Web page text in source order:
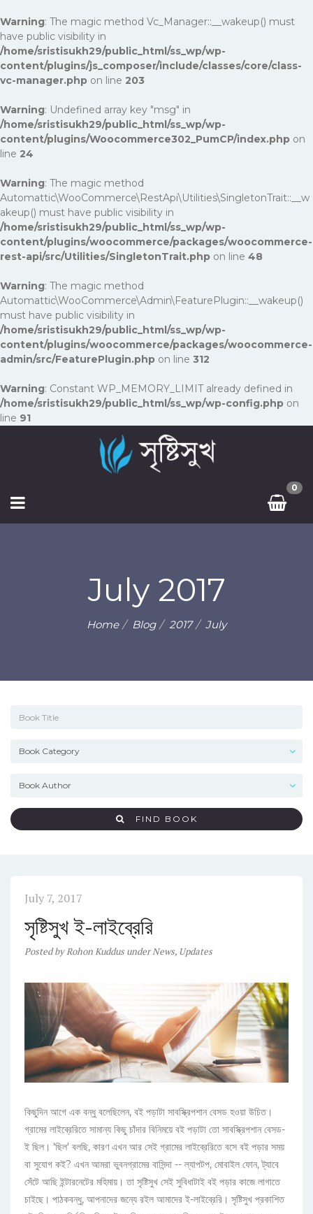
Warning: The magic method Vc_Manager::__wakeup() must
have public visibility in
/home/sristisukh29/public_html/ss_wp/wp-
content/plugins/js_composer/include/classes/core/class-
vc-manager.php on line 203
Warning: Undefined array key "msg" in
/home/sristisukh29/public_html/ss_wp/wp-
content/plugins/Woocommerce302_PumCP/index.php on
line 24
Warning: The magic method
Automattic\WooCommerce\RestApi\Utilities\SingletonTrait::__w
akeup() must have public visibility in
/home/sristisukh29/public_html/ss_wp/wp-
content/plugins/woocommerce/packages/woocommerce-
rest-api/src/Utilities/SingletonTrait.php on line 48
Warning: The magic method
Automattic\WooCommerce\Admin\FeaturePlugin::__wakeup()
must have public visibility in
/home/sristisukh29/public_html/ss_wp/wp-
content/plugins/woocommerce/packages/woocommerce-
admin/src/FeaturePlugin.php on line 312
Warning: Constant WP_MEMORY_LIMIT already defined in
/home/sristisukh29/public_html/ss_wp/wp-config.php on
line 91
0
July 2017
Home Blog 2017 July
FIND BOOK
July 7, 2017
সৃষ্টিসুখ ই-লাইব্রেরি
PostedbyRohon Kuddus underNews, Updates
কিছুদিন আগে এক বন্ধু বলেছিলেন, বই পড়াটা সাবস্ক্রিপশান বেসড হওয়া উচিত।
গ্রামের লাইব্রেরিতে সামান্য কিছু চাঁদার বিনিময়ে বই পড়াটা তো সাবস্ক্রিপশান বেসড-
ই ছিল। 'ছিল' বলছি, কারণ এখন আর সেই গ্রামের লাইব্রেরিতে বসে বই পড়ার সময়
বা সুযোগ কই? এখন আমরা ভুবনগ্রামের বাসিন্দা -- ল্যাপটপ, মোবাইল ফোন, ট্যাবে
সেঁটে আছি ইন্টারনেটের মহিমায়। তা সৃষ্টিসুখ সেই সুবিধাটাই বই পড়ার কাজে লাগাতে
চাইছে। পাঠকবন্ধু, আপনাদের জন্যে রইল আমাদের ই-লাইব্রেরি। সৃষ্টিসুখ প্রকাশিত